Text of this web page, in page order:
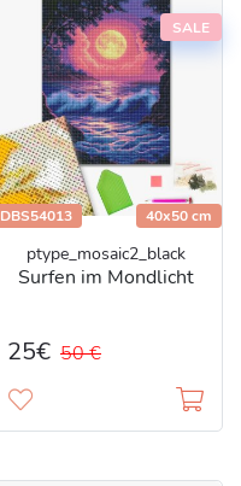
SALE
DBS54013 40x50 cm
ptype_mosaic2_black
Surfen im Mondlicht
25€ 50 €